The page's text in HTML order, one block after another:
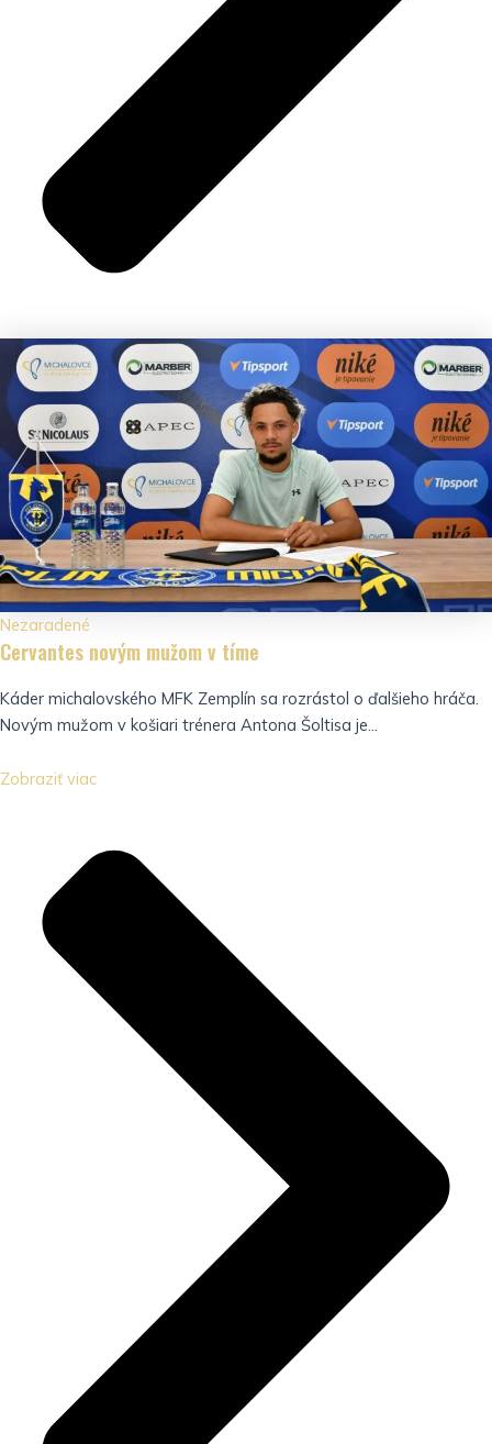
Nezaradené
Cervantes novým mužom v tíme
Káder michalovského MFK Zemplín sa rozrástol o ďalšieho hráča.
Novým mužom v košiari trénera Antona Šoltisa je...
Zobraziť viac